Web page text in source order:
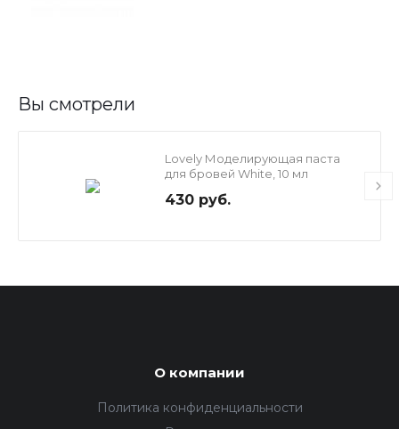
Вы смотрели
Lovely Моделирующая паста
для бровей White, 10 мл
430 руб.
О компании
Политика конфиденциальности